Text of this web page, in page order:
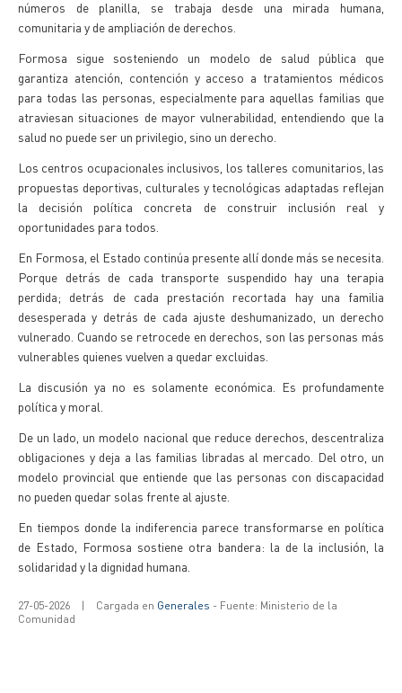
números de planilla, se trabaja desde una mirada humana,
comunitaria y de ampliación de derechos.
Formosa sigue sosteniendo un modelo de salud pública que
garantiza atención, contención y acceso a tratamientos médicos
para todas las personas, especialmente para aquellas familias que
atraviesan situaciones de mayor vulnerabilidad, entendiendo que la
salud no puede ser un privilegio, sino un derecho.
Los centros ocupacionales inclusivos, los talleres comunitarios, las
propuestas deportivas, culturales y tecnológicas adaptadas reflejan
la decisión política concreta de construir inclusión real y
oportunidades para todos.
En Formosa, el Estado continúa presente allí donde más se necesita.
Porque detrás de cada transporte suspendido hay una terapia
perdida; detrás de cada prestación recortada hay una familia
desesperada y detrás de cada ajuste deshumanizado, un derecho
vulnerado. Cuando se retrocede en derechos, son las personas más
vulnerables quienes vuelven a quedar excluidas.
La discusión ya no es solamente económica. Es profundamente
política y moral.
De un lado, un modelo nacional que reduce derechos, descentraliza
obligaciones y deja a las familias libradas al mercado. Del otro, un
modelo provincial que entiende que las personas con discapacidad
no pueden quedar solas frente al ajuste.
En tiempos donde la indiferencia parece transformarse en política
de Estado, Formosa sostiene otra bandera: la de la inclusión, la
solidaridad y la dignidad humana.
27-05-2026 | Cargada en Generales - Fuente: Ministerio de la
Comunidad